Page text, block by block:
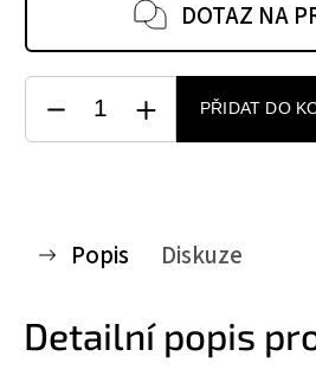
DOTAZ NA
PŘIDAT DO
Popis Diskuze
Detailní popis